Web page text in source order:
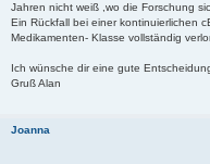
Jahren nicht weiß ,wo die Forschung
Ein Rückfall bei einer kontinuierlichen
Medikamenten- Klasse vollständig
Ich wünsche dir eine gute
Gruß Alan
Joanna